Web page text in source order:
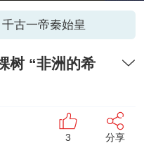
古一帝秦始皇
树 “非洲的希
3 分享